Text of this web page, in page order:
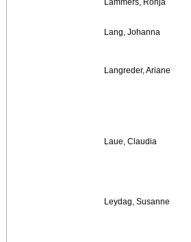
Lammers, Ronja
Lang, Johanna
Langreder, Ariane
Laue, Claudia
Leydag, Susanne